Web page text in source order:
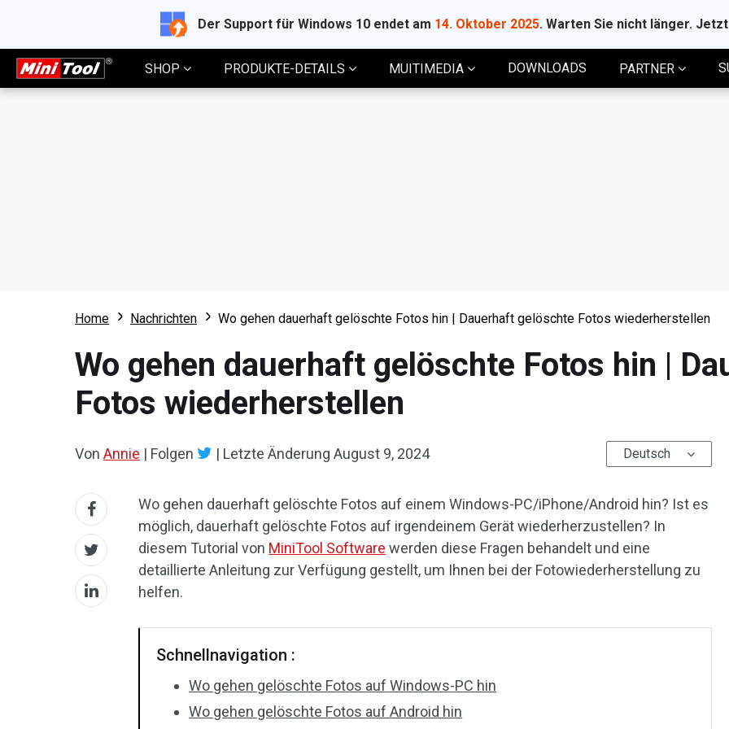
Der Support für Windows 10 endet am 14. Oktober 2025. Warten Sie nicht länger.
SHOP PRODUKTE-DETAILS MUITIMEDIA DOWNLOADS PARTNER
Home Nachrichten Wo gehen dauerhaft gelöschte Fotos hin | Dauerhaft gelöschte Fotos wiederherstellen
Wo gehen dauerhaft gelöschte Fotos hin |
Fotos wiederherstellen
Von Annie | Folgen | Letzte Änderung August 9, 2024 Deutsch
Wo gehen dauerhaft gelöschte Fotos auf einem Windows-PC/iPhone/Android hin? Ist es
möglich, dauerhaft gelöschte Fotos auf irgendeinem Gerät wiederherzustellen? In
diesem Tutorial von MiniTool Software werden diese Fragen behandelt und eine
detaillierte Anleitung zur Verfügung gestellt, um Ihnen bei der Fotowiederherstellung zu
helfen.
Schnellnavigation :
Wo gehen gelöschte Fotos auf Windows-PC hin
Wo gehen gelöschte Fotos auf Android hin